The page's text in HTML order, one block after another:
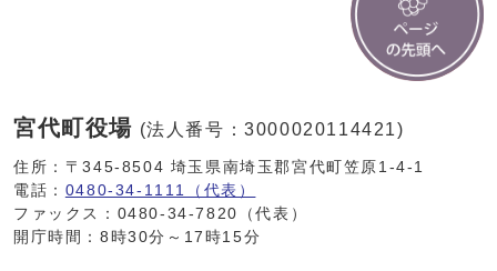
宮代町役場 (法人番号：3000020114421)
住所：〒345-8504 埼玉県南埼玉郡宮代町笠原1-4-1
電話： 0480-34-1111（代表）
ファックス：0480-34-7820（代表）
開庁時間：8時30分～17時15分